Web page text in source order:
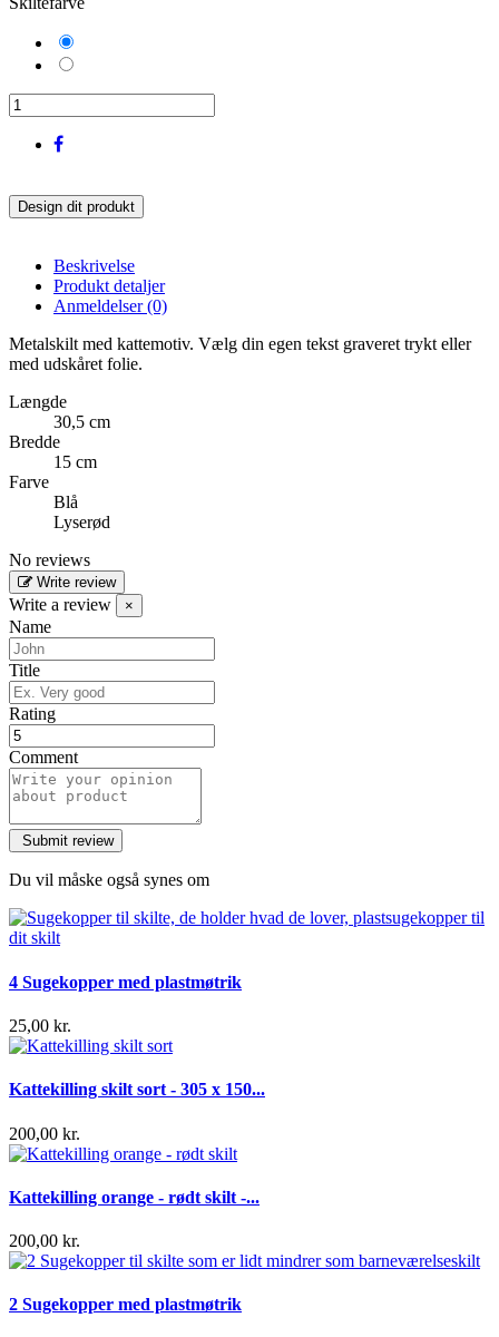
Design dit produkt
Beskrivelse
Produkt detaljer
Anmeldelser (0)
Metalskilt med kattemotiv. Vælg din egen tekst graveret trykt eller
med udskåret folie.
Længde
30,5 cm
Bredde
15 cm
Farve
Blå
Lyserød
No reviews
Write review
Write a review ×
Name
Title
Rating
Comment
Du vil måske også synes om
4 Sugekopper med plastmøtrik
25,00 kr.
Kattekilling skilt sort - 305 x 150...
200,00 kr.
Kattekilling orange - rødt skilt -...
200,00 kr.
2 Sugekopper med plastmøtrik